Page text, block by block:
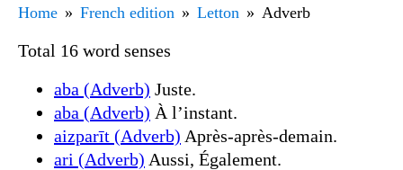
Home French edition Letton Adverb
Total 16 word senses
aba (Adverb) Juste.
aba (Adverb) À l’instant.
aizparīt (Adverb) Après-après-demain.
ari (Adverb) Aussi, Également.